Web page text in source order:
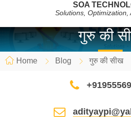
SOA
Solutions, Optimization,
गुरु की
Home Blog गुरु की सीख